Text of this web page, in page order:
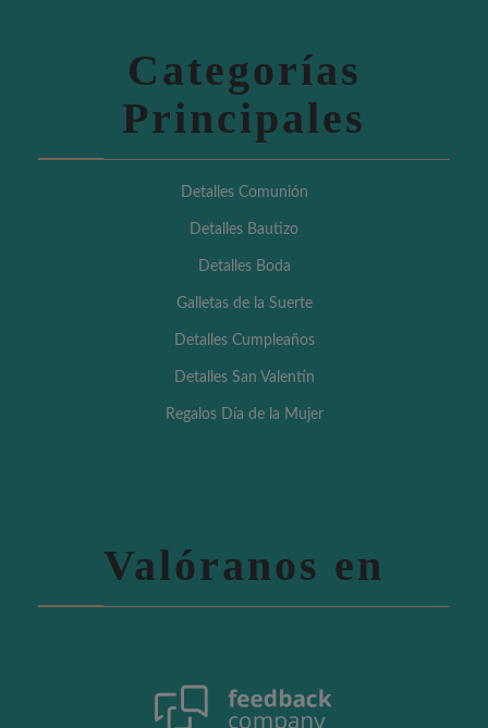
Categorías
Principales
Detalles Comunión
Detalles Bautizo
Detalles Boda
Galletas de la Suerte
Detalles Cumpleaños
Detalles San Valentín
Regalos Día de la Mujer
Valóranos en